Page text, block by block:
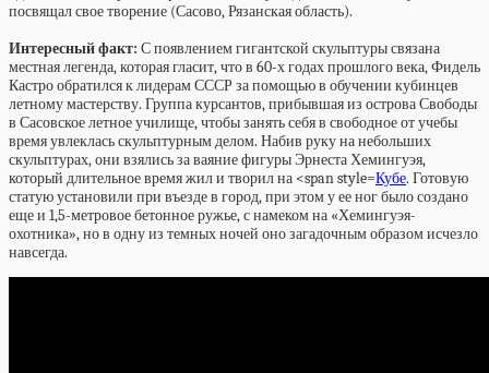
посвящал свое творение (Сасово, Рязанская область).
Интересный факт: С появлением гигантской скульптуры связана
местная легенда, которая гласит, что в 60-х годах прошлого века, Фидель
Кастро обратился к лидерам СССР за помощью в обучении кубинцев
летному мастерству. Группа курсантов, прибывшая из острова Свободы
в Сасовское летное училище, чтобы занять себя в свободное от учебы
время увлеклась скульптурным делом. Набив руку на небольших
скульптурах, они взялись за ваяние фигуры Эрнеста Хемингуэя,
который длительное время жил и творил на <span style=Кубе. Готовую
статую установили при въезде в город, при этом у ее ног было создано
еще и 1,5-метровое бетонное ружье, с намеком на «Хемингуэя-
охотника», но в одну из темных ночей оно загадочным образом исчезло
навсегда.